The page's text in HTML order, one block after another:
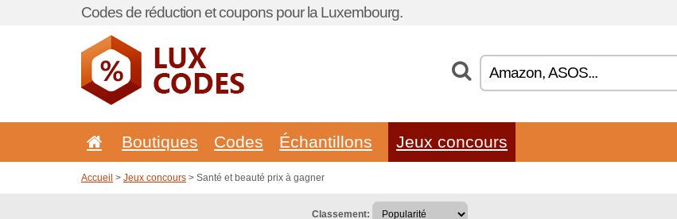
Codes de réduction et coupons pour la Luxembourg.
Boutiques Codes Échantillons Jeux concours
Accueil > Jeux concours > Santé et beauté prix à gagner
Classement: